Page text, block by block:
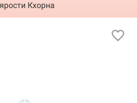
Кхорна